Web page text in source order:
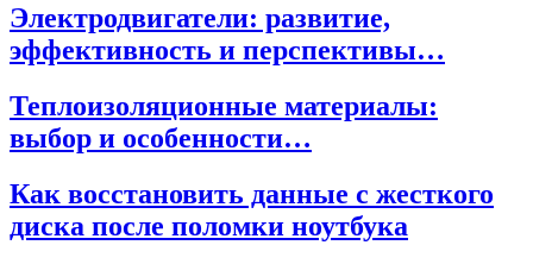
Электродвигатели: развитие,
эффективность и перспективы…
Теплоизоляционные материалы:
выбор и особенности…
Как восстановить данные с жесткого
диска после поломки ноутбука